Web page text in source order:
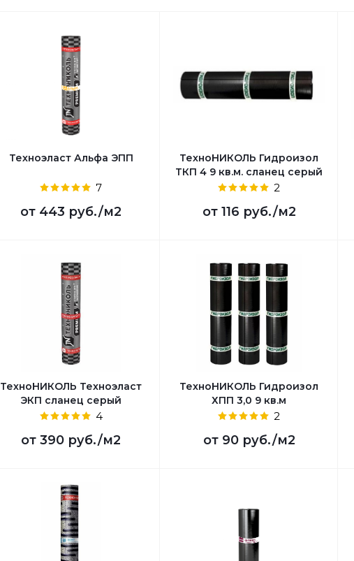
Техноэласт Альфа ЭПП
7
от 443 руб./м2
ТехноНИКОЛЬ Гидроизол
ТКП 4 9 кв.м. сланец серый
2
от 116 руб./м2
ТехноНИКОЛЬ Техноэласт
ЭКП сланец серый
4
от 390 руб./м2
ТехноНИКОЛЬ Гидроизол
ХПП 3,0 9 кв.м
2
от 90 руб./м2